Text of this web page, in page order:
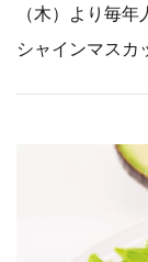
（木）より毎
シャインマスカ